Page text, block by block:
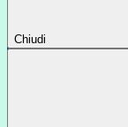
Chiudi